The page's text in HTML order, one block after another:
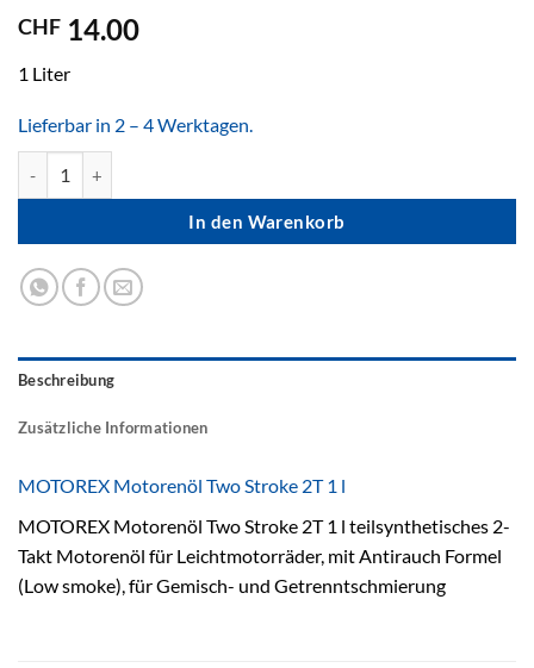
CHF 14.00
1 Liter
Lieferbar in 2 – 4 Werktagen.
Motoren Öl MotorexTwo Stroke2 Takt Menge
In den Warenkorb
Beschreibung
Zusätzliche Informationen
MOTOREX Motorenöl Two Stroke 2T 1 l
MOTOREX Motorenöl Two Stroke 2T 1 l teilsynthetisches 2-
Takt Motorenöl für Leichtmotorräder, mit Antirauch Formel
(Low smoke), für Gemisch- und Getrenntschmierung